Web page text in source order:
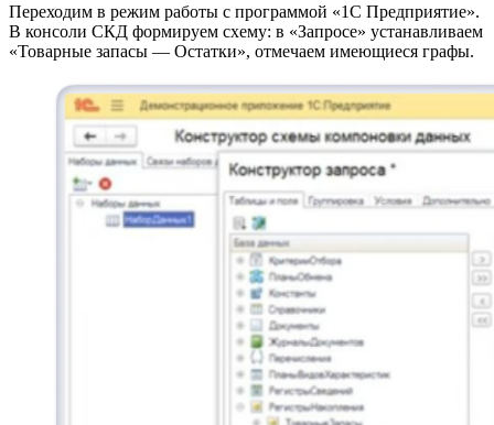
Переходим в режим работы с программой «1С Предприятие».
В консоли СКД формируем схему: в «Запросе» устанавливаем
«Товарные запасы — Остатки», отмечаем имеющиеся графы.